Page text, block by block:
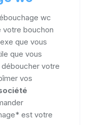
wc
votre bouchon
que vous
que vous
votre
vos
est votre